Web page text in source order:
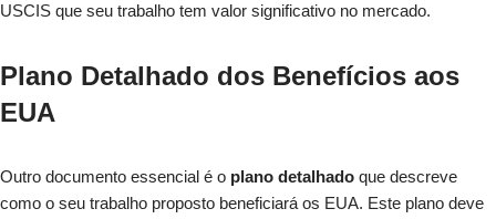
USCIS que seu trabalho tem valor significativo no mercado.
Plano Detalhado dos Benefícios aos
EUA
Outro documento essencial é o plano detalhado que descreve
como o seu trabalho proposto beneficiará os EUA. Este plano deve